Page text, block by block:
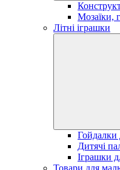
Мозаїки,
Літні іграшки
Гойдалки
Дитячі
Іграшки
Товари для